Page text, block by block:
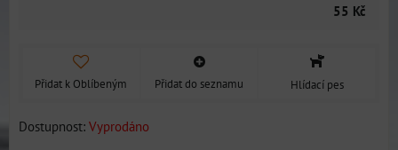
55 Kč
Přidat k Oblíbeným Přidat do seznamu Hlídací pes
Dostupnost: Vyprodáno